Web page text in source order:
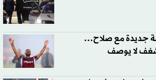
جديدة مع صلاح…
لا يوصف